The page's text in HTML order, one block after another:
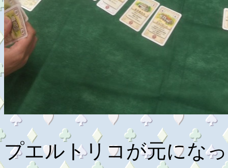
プエルトリコが元にな